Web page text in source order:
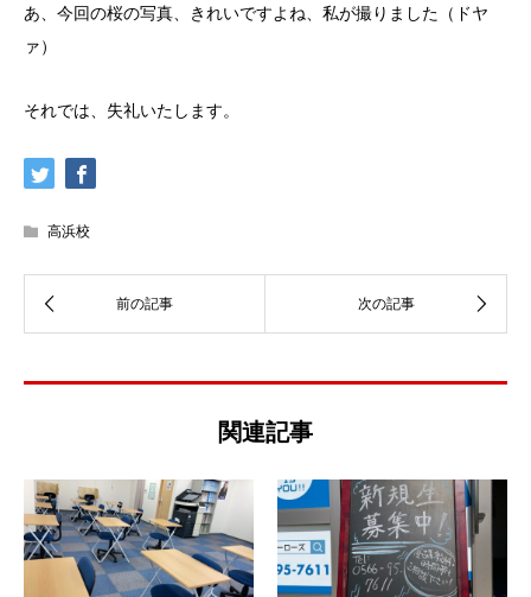
あ、今回の桜の写真、きれいですよね、私が撮りました（ドヤ
ァ）
それでは、失礼いたします。
高浜校
関連記事